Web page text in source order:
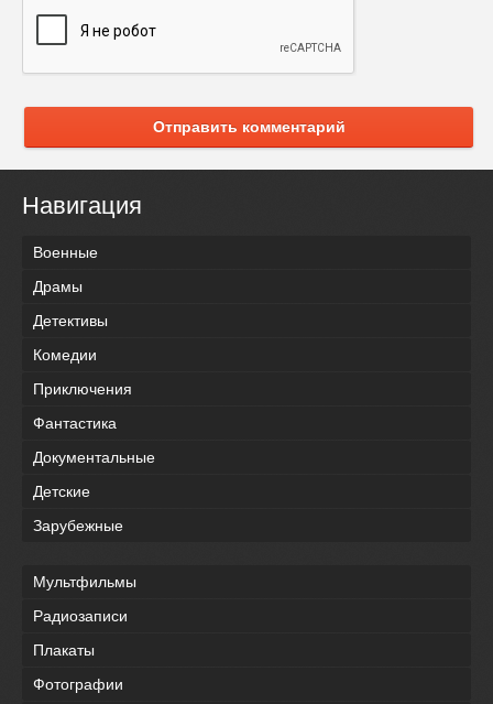
Отправить комментарий
Навигация
Военные
Драмы
Детективы
Комедии
Приключения
Фантастика
Документальные
Детские
Зарубежные
Мультфильмы
Радиозаписи
Плакаты
Фотографии